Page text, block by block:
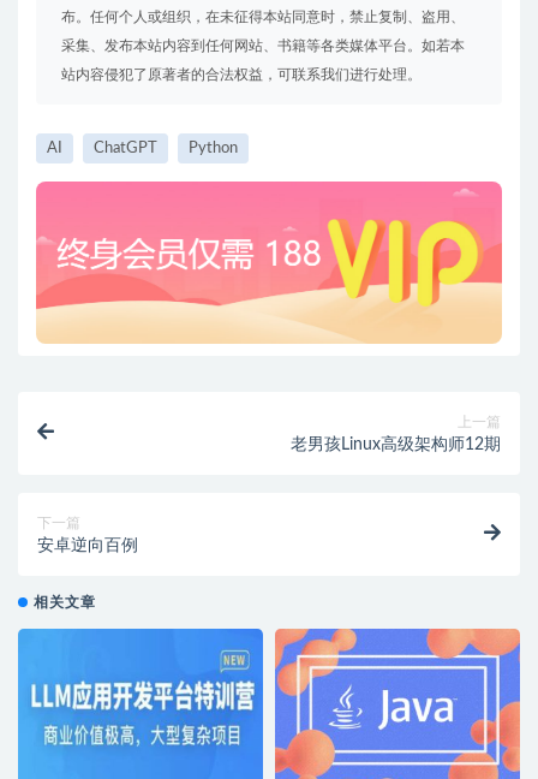
布。任何个人或组织，在未征得本站同意时，禁止复制、盗用、
采集、发布本站内容到任何网站、书籍等各类媒体平台。如若本
站内容侵犯了原著者的合法权益，可联系我们进行处理。
AI ChatGPT Python
上一篇
老男孩Linux高级架构师12期
下一篇
安卓逆向百例
相关文章